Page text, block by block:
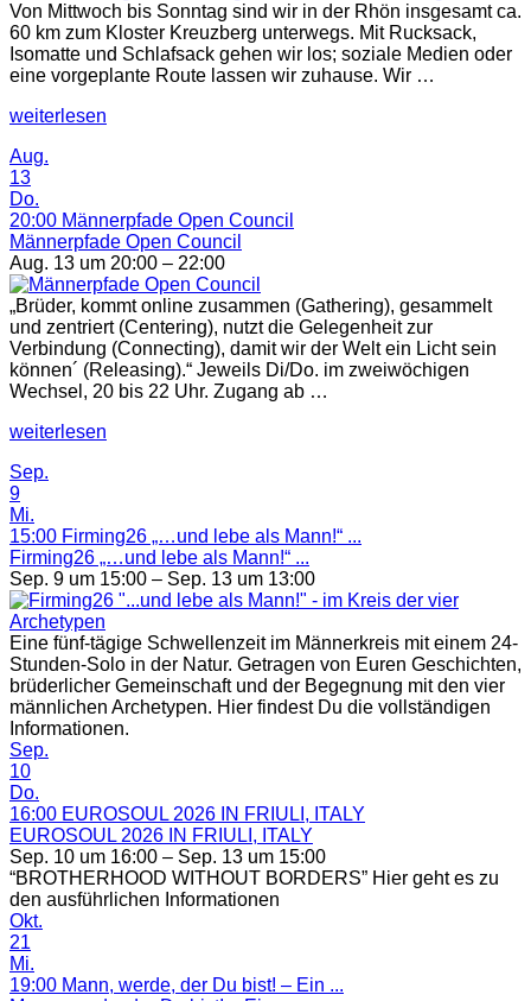
Von Mittwoch bis Sonntag sind wir in der Rhön insgesamt ca.
60 km zum Kloster Kreuzberg unterwegs. Mit Rucksack,
Isomatte und Schlafsack gehen wir los; soziale Medien oder
eine vorgeplante Route lassen wir zuhause. Wir …
„Männer-
„Im
Vertrauen
unterwegs
sein““
weiterlesen
Aug.
13
Do.
20:00 Männerpfade Open Council
Männerpfade Open Council
Aug. 13 um 20:00 – 22:00
„Brüder, kommt online zusammen (Gathering), gesammelt
und zentriert (Centering), nutzt die Gelegenheit zur
Verbindung (Connecting), damit wir der Welt ein Licht sein
können´ (Releasing).“ Jeweils Di/Do. im zweiwöchigen
Wechsel, 20 bis 22 Uhr. Zugang ab …
„Männerpfade
Council“
weiterlesen
Sep.
9
Mi.
15:00 Firming26 „…und lebe als Mann!“ ...
Firming26 „…und lebe als Mann!“ ...
Sep. 9 um 15:00 – Sep. 13 um 13:00
Eine fünf-tägige Schwellenzeit im Männerkreis mit einem 24-
Stunden-Solo in der Natur. Getragen von Euren Geschichten,
brüderlicher Gemeinschaft und der Begegnung mit den vier
männlichen Archetypen. Hier findest Du die vollständigen
Informationen.
Sep.
10
Do.
16:00 EUROSOUL 2026 IN FRIULI, ITALY
EUROSOUL 2026 IN FRIULI, ITALY
Sep. 10 um 16:00 – Sep. 13 um 15:00
“BROTHERHOOD WITHOUT BORDERS” Hier geht es zu
den ausführlichen Informationen
Okt.
21
Mi.
19:00 Mann, werde, der Du bist! – Ein ...